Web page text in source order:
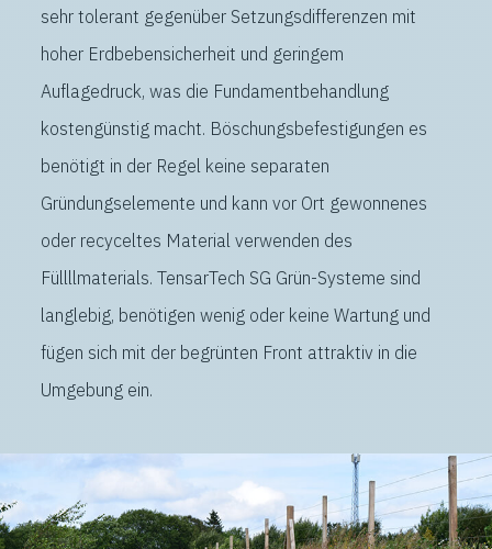
sehr tolerant gegenüber Setzungsdifferenzen mit
hoher Erdbebensicherheit und geringem
Auflagedruck, was die Fundamentbehandlung
kostengünstig macht. Böschungsbefestigungen es
benötigt in der Regel keine separaten
Gründungselemente und kann vor Ort gewonnenes
oder recyceltes Material verwenden des
Füllllmaterials. TensarTech SG Grün-Systeme sind
langlebig, benötigen wenig oder keine Wartung und
fügen sich mit der begrünten Front attraktiv in die
Umgebung ein.